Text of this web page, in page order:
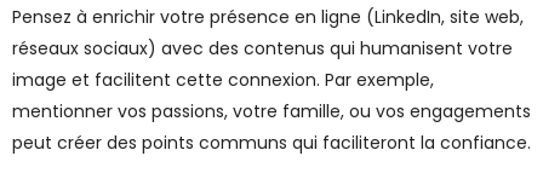
Pensez à enrichir votre présence en ligne (LinkedIn, site web,
réseaux sociaux) avec des contenus qui humanisent votre
image et facilitent cette connexion. Par exemple,
mentionner vos passions, votre famille, ou vos engagements
peut créer des points communs qui faciliteront la confiance.